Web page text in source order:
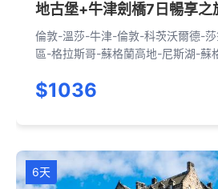
地古堡+牛津劍橋7日暢享之
倫敦-溫莎-牛津-倫敦-科茨沃爾德-
區-格拉斯哥-蘇格蘭高地-尼斯湖-蘇
$1036
6天